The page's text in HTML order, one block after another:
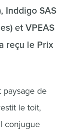
Inddigo SAS
et VPEAS
reçu le Prix
paysage de
le toit,
conjugue